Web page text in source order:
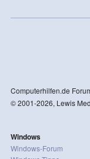
Computerhilfen.de
© 2001-2026, Lewis
Windows
Windows-Forum